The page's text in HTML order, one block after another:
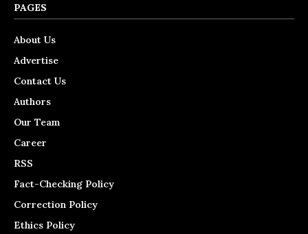
PAGES
About Us
Advertise
Contact Us
Authors
Our Team
Career
RSS
Fact-Checking Policy
Correction Policy
Ethics Policy